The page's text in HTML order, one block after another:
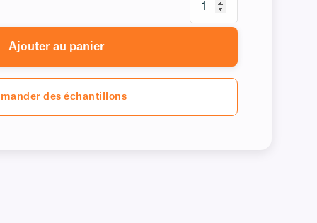
Ajouter au panier
des échantillons